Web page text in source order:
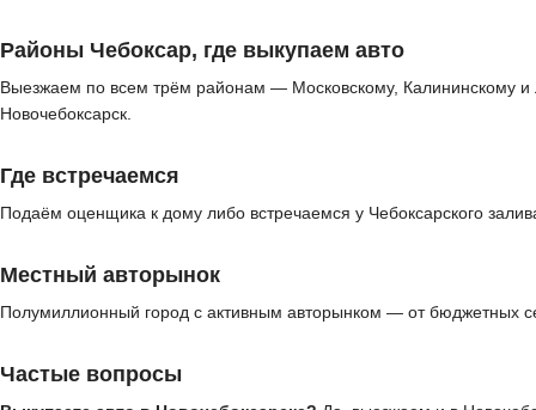
Районы Чебоксар, где выкупаем авто
Выезжаем по всем трём районам — Московскому, Калининскому
Новочебоксарск.
Где встречаемся
Подаём оценщика к дому либо встречаемся у Чебоксарского
Местный авторынок
Полумиллионный город с активным авторынком — от бюджетных
Частые вопросы